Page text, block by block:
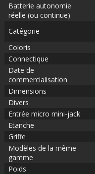
Batterie autonomie
réelle (ou continue)
Catégorie
Coloris
Connectique
Date de
commercialisation
Dimensions
Divers
Entrée micro mini-jack
Etanche
Griffe
Modèles de la même
gamme
Poids